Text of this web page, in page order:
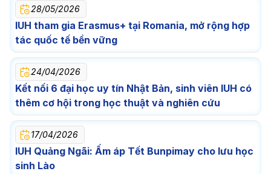
28/05/2026
IUH tham gia Erasmus+ tại Romania, mở rộng hợp
tác quốc tế bền vững
24/04/2026
Kết nối 6 đại học uy tín Nhật Bản, sinh viên IUH có
thêm cơ hội trong học thuật và nghiên cứu
17/04/2026
IUH Quảng Ngãi: Ấm áp Tết Bunpimay cho lưu học
sinh Lào